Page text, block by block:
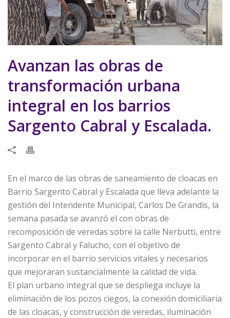
Avanzan las obras de
transformación urbana
integral en los barrios
Sargento Cabral y Escalada.
En el marco de las obras de saneamiento de cloacas en
Barrio Sargento Cabral y Escalada que lleva adelante la
gestión del Intendente Municipal, Carlos De Grandis, la
semana pasada se avanzó el con obras de
recomposición de veredas sobre la calle Nerbutti, entre
Sargento Cabral y Falucho, con el objetivo de
incorporar en el barrio servicios vitales y necesarios
que mejoraran sustancialmente la calidad de vida.
El plan urbano integral que se despliega incluye la
eliminación de los pozos ciegos, la conexión domiciliaria
de las cloacas, y construcción de veredas, iluminación